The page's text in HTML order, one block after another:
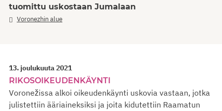
tuomittu uskostaan Jumalaan
Voronezhin alue
13. joulukuuta 2021
RIKOSOIKEUDENKÄYNTI
Voronežissa alkoi oikeudenkäynti uskovia vastaan, jotka
julistettiin ääriaineksiksi ja joita kidutettiin Raamatun